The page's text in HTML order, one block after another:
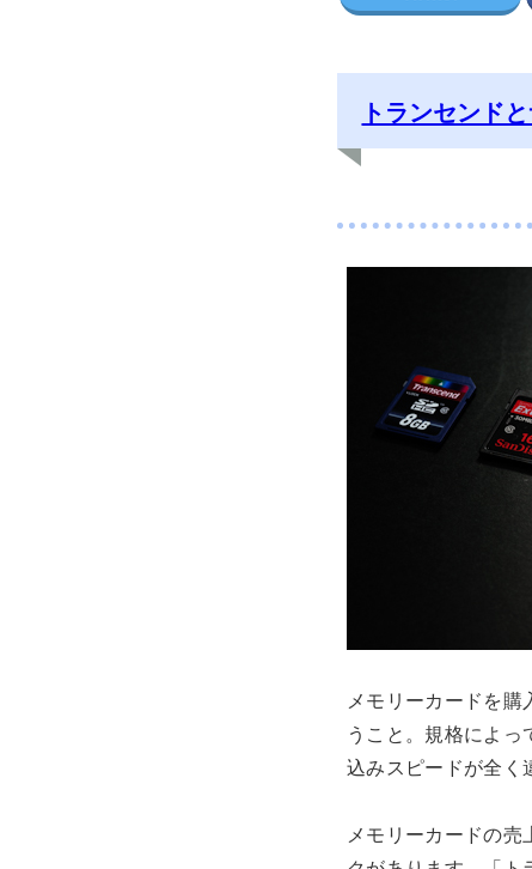
トランセンド
メモリーカードを
うこと。規格によ
込みスピードが全く
メモリーカードの